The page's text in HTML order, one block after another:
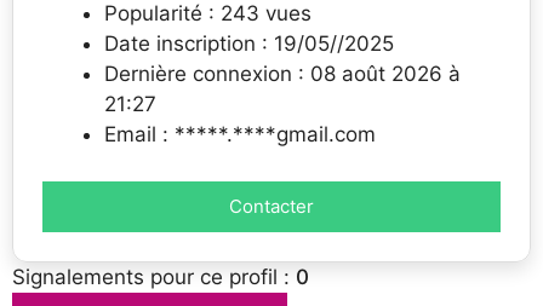
Popularité : 243 vues
Date inscription : 19/05//2025
Dernière connexion : 08 août 2026 à
21:27
Email : *****.****gmail.com
Contacter
Signalements pour ce profil : 0